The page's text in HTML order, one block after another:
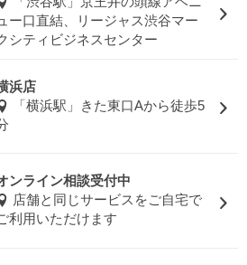
ュー口直結、リージャス渋谷マー
シティビジネスセンター
浜店
「横浜駅」きた東口Aから徒歩5
ンライン相談受付中
店舗と同じサービスをご自宅で
利用いただけます